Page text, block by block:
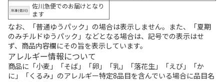
佐川急便でのお届けとなり
ます
なお、「普通ゆうパック」の場合は表示しません。また、「夏期
のみチルドゆうパック」などとなる場合は、記号での表示はせ
ず、商品内容欄にその旨を表示しています。
アレルギー情報について
商品に「小麦」「そば」「卵」「乳」「落花生」「えび」「か
に」「くるみ」のアレルギー特定8品目を含んでいる場合に品目名